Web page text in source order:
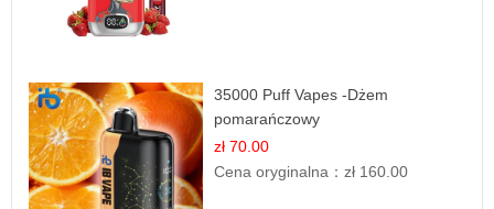
35000 Puff Vapes -Dżem
pomarańczowy
zł 70.00
Cena oryginalna：zł 160.00